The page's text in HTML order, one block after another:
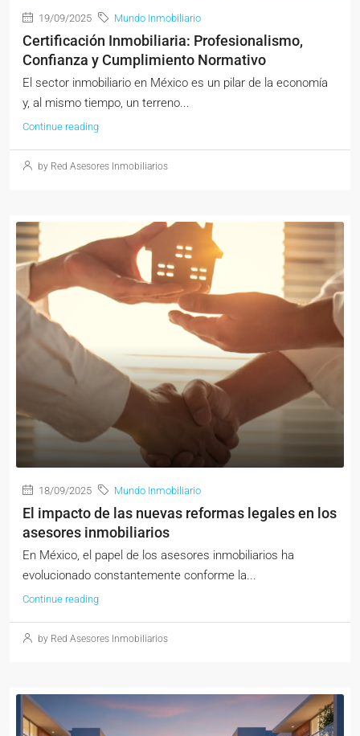
19/09/2025 Mundo Inmobiliario
Certificación Inmobiliaria: Profesionalismo,
Confianza y Cumplimiento Normativo
El sector inmobiliario en México es un pilar de la economía
y, al mismo tiempo, un terreno...
Continue reading
by Red Asesores Inmobiliarios
18/09/2025 Mundo Inmobiliario
El impacto de las nuevas reformas legales en los
asesores inmobiliarios
En México, el papel de los asesores inmobiliarios ha
evolucionado constantemente conforme la...
Continue reading
by Red Asesores Inmobiliarios